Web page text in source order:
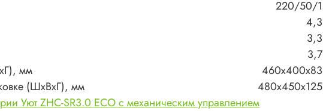
220/50/1
4,3
3,3
3,7
мм
460x400x83
(ШxВxГ), мм
480x450x125
Уют ZHC-SR3.0 ECO с механическим управлением